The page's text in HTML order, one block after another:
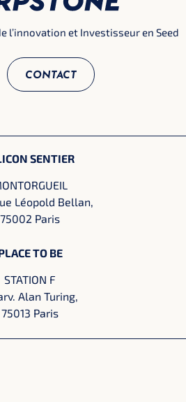
l’innovation et Investisseur en Seed
CONTACT
SENTIER
Léopold Bellan,
75002 Paris
TO BE
STATION F
Alan Turing,
75013 Paris